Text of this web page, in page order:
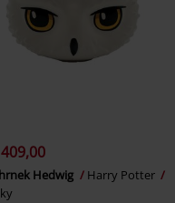
Hedwig
Harry Potter